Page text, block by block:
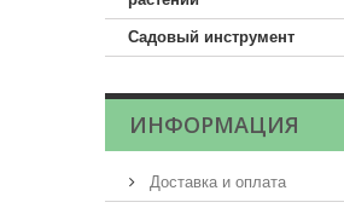
Садовый инструмент
ИНФОРМАЦИЯ
Доставка и оплата